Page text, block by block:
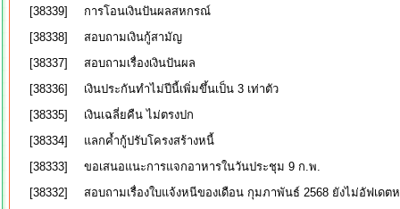
[38339]
การโอนเงินปันผลสหกรณ์
[38338]
สอบถามเงินกู้สามัญ
[38337]
สอบถามเรื่องเงินปันผล
[38336]
เงินประกันทำไม่ปีนี้เพิ่มขึ้นเป็น 3 เท่าตัว
[38335]
เงินเฉลี่ยคืน ไม่ตรงปก
[38334]
แลกค้ำกู้ปรับโครงสร้างหนี้
[38333]
ขอเสนอแนะการแจกอาหารในวันประชุม 9 ก.พ.
[38332]
สอบถามเรื่องใบแจ้งหนีของเดือน กุมภาพันธ์ 2568 ยังไม่อัฟเดต